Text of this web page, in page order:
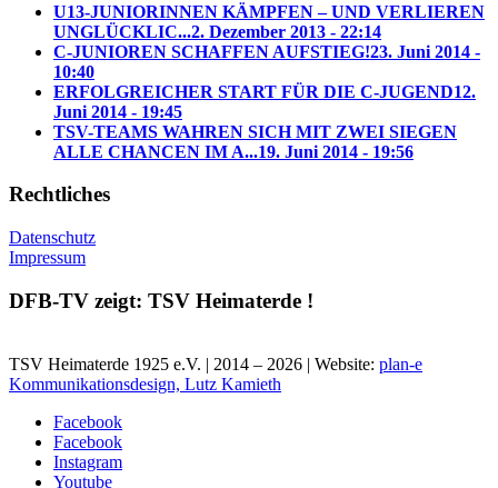
U13-JUNIORINNEN KÄMPFEN – UND VERLIEREN
UNGLÜCKLIC...2. Dezember 2013 - 22:14
C-JUNIOREN SCHAFFEN AUFSTIEG!23. Juni 2014 -
10:40
ERFOLGREICHER START FÜR DIE C-JUGEND12.
Juni 2014 - 19:45
TSV-TEAMS WAHREN SICH MIT ZWEI SIEGEN
ALLE CHANCEN IM A...19. Juni 2014 - 19:56
Rechtliches
Datenschutz
Impressum
DFB-TV zeigt: TSV Heimaterde !
TSV Heimaterde 1925 e.V. | 2014 – 2026 | Website: plan-e
Kommunikationsdesign, Lutz Kamieth
Facebook
Facebook
Instagram
Youtube